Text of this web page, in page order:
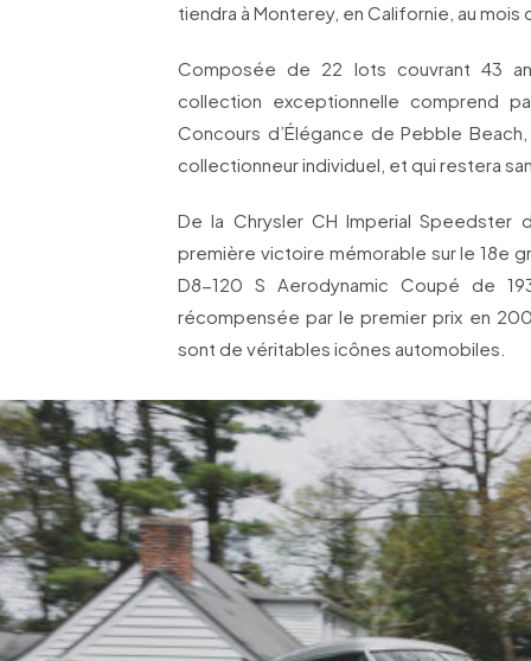
tiendra à Monterey, en Californie, au mois
Composée de 22 lots couvrant 43
collection exceptionnelle comprend
Concours d’Élégance de Pebble
collectionneur individuel, et qui restera
De la Chrysler CH Imperial Speedster
première victoire mémorable sur le 18e
D8-120 S Aerodynamic Coupé de
récompensée par le premier prix en
sont de véritables icônes automobiles.